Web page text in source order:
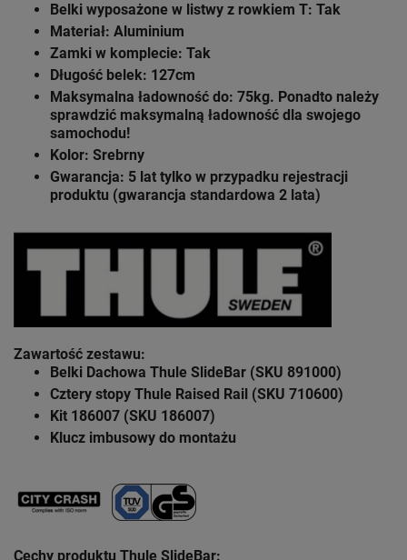
Belki wyposażone w listwy z rowkiem T: Tak
Materiał: Aluminium
Zamki w komplecie: Tak
Długość belek: 127cm
Maksymalna ładowność do: 75kg. Ponadto należy
sprawdzić maksymalną ładowność dla swojego
samochodu!
Kolor: Srebrny
Gwarancja: 5 lat tylko w przypadku rejestracji
produktu (gwarancja standardowa 2 lata)
Zawartość zestawu:
Belki Dachowa Thule SlideBar (SKU 891000)
Cztery stopy Thule Raised Rail (SKU 710600)
Kit 186007 (SKU 186007)
Klucz imbusowy do montażu
Cechy produktu Thule SlideBar: